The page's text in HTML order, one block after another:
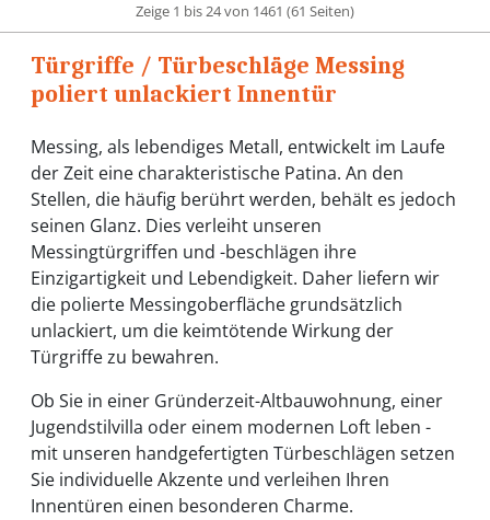
Zeige 1 bis 24 von 1461 (61 Seiten)
Türgriffe / Türbeschläge Messing
poliert unlackiert Innentür
Messing, als lebendiges Metall, entwickelt im Laufe
der Zeit eine charakteristische Patina. An den
Stellen, die häufig berührt werden, behält es jedoch
seinen Glanz. Dies verleiht unseren
Messingtürgriffen und -beschlägen ihre
Einzigartigkeit und Lebendigkeit. Daher liefern wir
die polierte Messingoberfläche grundsätzlich
unlackiert, um die keimtötende Wirkung der
Türgriffe zu bewahren.
Ob Sie in einer Gründerzeit-Altbauwohnung, einer
Jugendstilvilla oder einem modernen Loft leben -
mit unseren handgefertigten Türbeschlägen setzen
Sie individuelle Akzente und verleihen Ihren
Innentüren einen besonderen Charme.